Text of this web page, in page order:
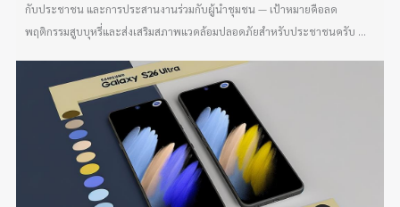
กับประชาชน และการประสานงานร่วมกับผู้นำชุมชน — เป้าหมายคือลด
พฤติกรรมสูบบุหรี่และส่งเสริมสภาพแวดล้อมปลอดภัยสำหรับประชาชนครับ ...